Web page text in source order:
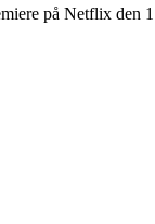
på Netflix den